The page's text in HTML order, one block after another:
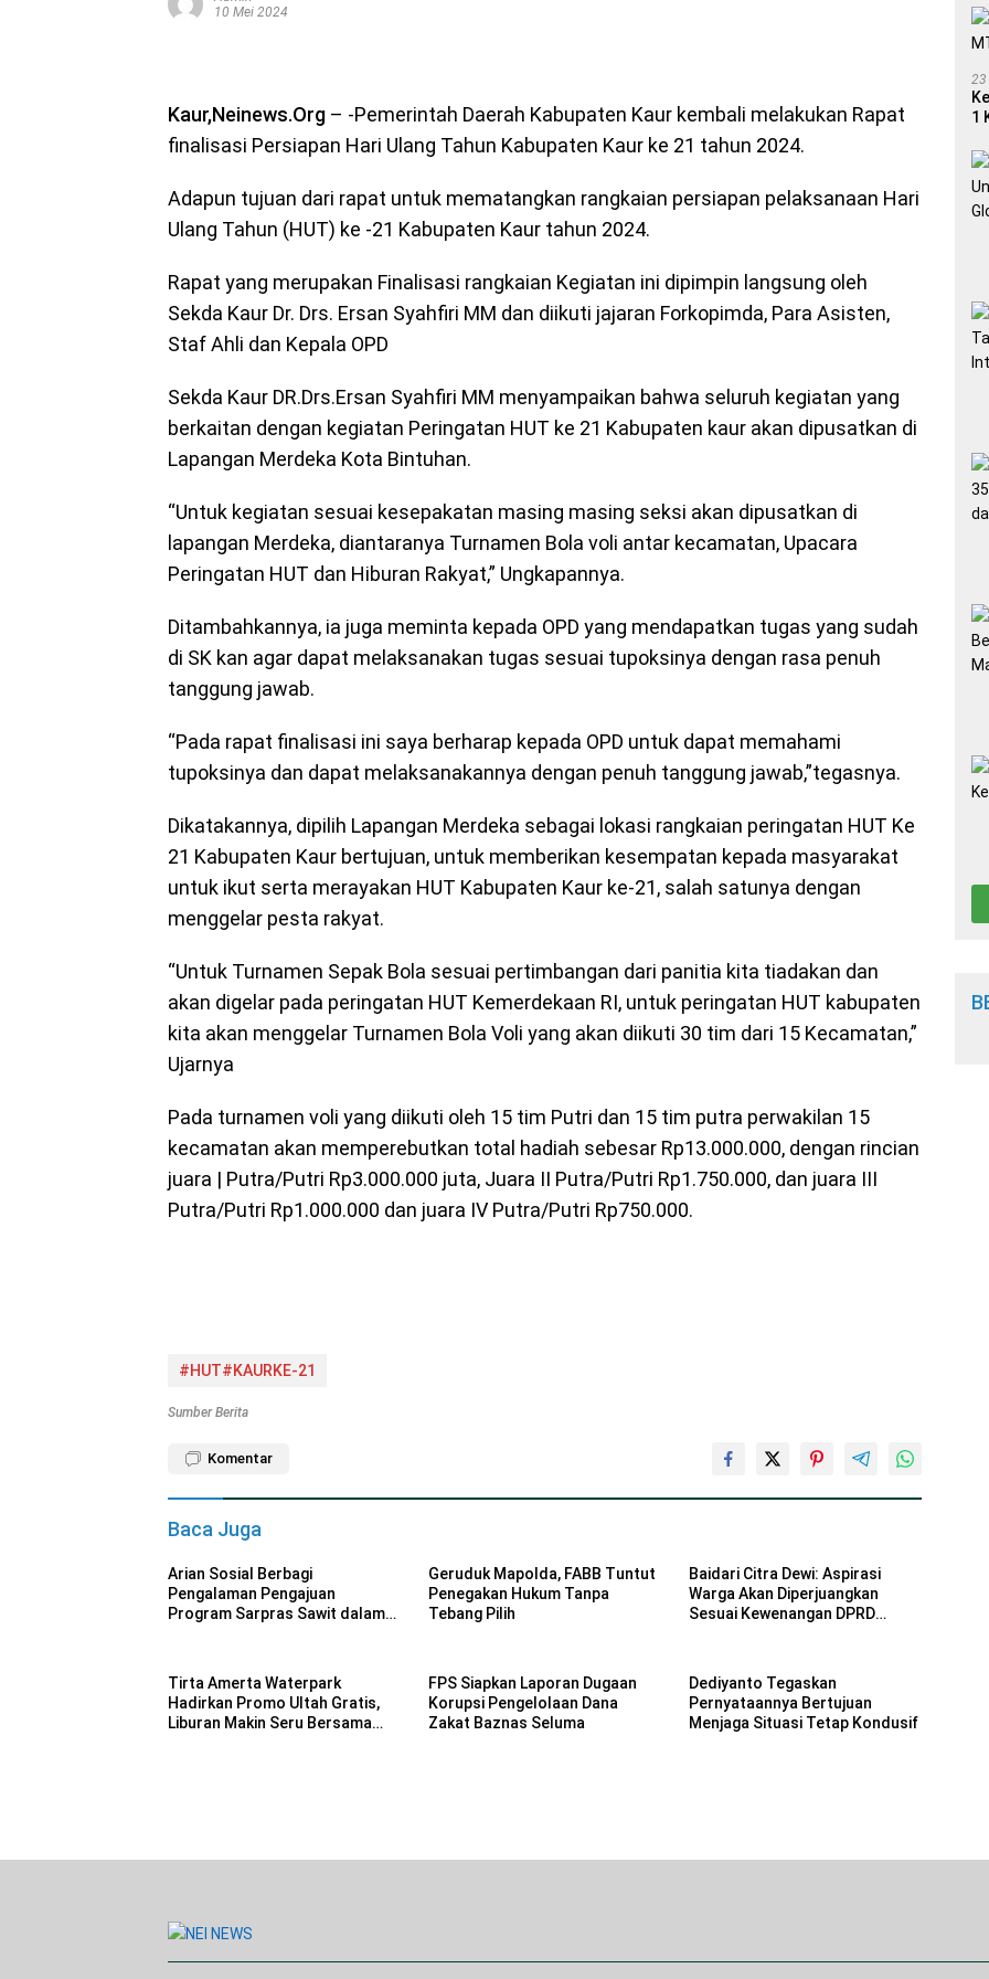
10 Mei 2024
Kaur,Neinews.Org – -Pemerintah Daerah Kabupaten Kaur kembali melakukan Rapat
finalisasi Persiapan Hari Ulang Tahun Kabupaten Kaur ke 21 tahun 2024.
Adapun tujuan dari rapat untuk mematangkan rangkaian persiapan pelaksanaan Hari
Ulang Tahun (HUT) ke -21 Kabupaten Kaur tahun 2024.
Rapat yang merupakan Finalisasi rangkaian Kegiatan ini dipimpin langsung oleh
Sekda Kaur Dr. Drs. Ersan Syahfiri MM dan diikuti jajaran Forkopimda, Para Asisten,
Staf Ahli dan Kepala OPD
Sekda Kaur DR.Drs.Ersan Syahfiri MM menyampaikan bahwa seluruh kegiatan yang
berkaitan dengan kegiatan Peringatan HUT ke 21 Kabupaten kaur akan dipusatkan di
Lapangan Merdeka Kota Bintuhan.
“Untuk kegiatan sesuai kesepakatan masing masing seksi akan dipusatkan di
lapangan Merdeka, diantaranya Turnamen Bola voli antar kecamatan, Upacara
Peringatan HUT dan Hiburan Rakyat,” Ungkapannya.
Ditambahkannya, ia juga meminta kepada OPD yang mendapatkan tugas yang sudah
di SK kan agar dapat melaksanakan tugas sesuai tupoksinya dengan rasa penuh
tanggung jawab.
“Pada rapat finalisasi ini saya berharap kepada OPD untuk dapat memahami
tupoksinya dan dapat melaksanakannya dengan penuh tanggung jawab,”tegasnya.
Dikatakannya, dipilih Lapangan Merdeka sebagai lokasi rangkaian peringatan HUT Ke
21 Kabupaten Kaur bertujuan, untuk memberikan kesempatan kepada masyarakat
untuk ikut serta merayakan HUT Kabupaten Kaur ke-21, salah satunya dengan
menggelar pesta rakyat.
“Untuk Turnamen Sepak Bola sesuai pertimbangan dari panitia kita tiadakan dan
akan digelar pada peringatan HUT Kemerdekaan RI, untuk peringatan HUT kabupaten
kita akan menggelar Turnamen Bola Voli yang akan diikuti 30 tim dari 15 Kecamatan,”
Ujarnya
Pada turnamen voli yang diikuti oleh 15 tim Putri dan 15 tim putra perwakilan 15
kecamatan akan memperebutkan total hadiah sebesar Rp13.000.000, dengan rincian
juara | Putra/Putri Rp3.000.000 juta, Juara II Putra/Putri Rp1.750.000, dan juara III
Putra/Putri Rp1.000.000 dan juara IV Putra/Putri Rp750.000.
#HUT#KAURKE-21
Sumber Berita
Komentar
Baca Juga
Arian Sosial Berbagi
Pengalaman Pengajuan
Program Sarpras Sawit dalam
Geruduk Mapolda, FABB Tuntut
Penegakan Hukum Tanpa
Tebang Pilih
Baidari Citra Dewi: Aspirasi
Warga Akan Diperjuangkan
Sesuai Kewenangan DPRD
Tirta Amerta Waterpark
Hadirkan Promo Ultah Gratis,
Liburan Makin Seru Bersama
FPS Siapkan Laporan Dugaan
Korupsi Pengelolaan Dana
Zakat Baznas Seluma
Dediyanto Tegaskan
Pernyataannya Bertujuan
Menjaga Situasi Tetap Kondusif
23
1